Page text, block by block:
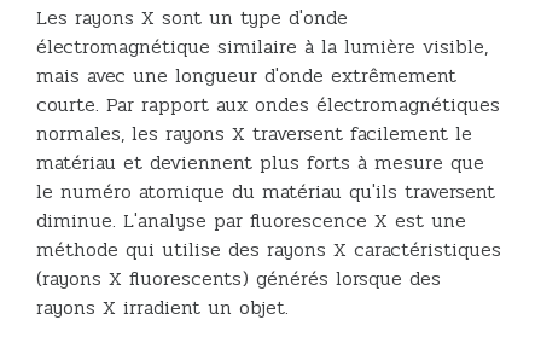
Les rayons X sont un type d'onde
électromagnétique similaire à la lumière visible,
mais avec une longueur d'onde extrêmement
courte. Par rapport aux ondes électromagnétiques
normales, les rayons X traversent facilement le
matériau et deviennent plus forts à mesure que
le numéro atomique du matériau qu'ils traversent
diminue. L'analyse par fluorescence X est une
méthode qui utilise des rayons X caractéristiques
(rayons X fluorescents) générés lorsque des
rayons X irradient un objet.